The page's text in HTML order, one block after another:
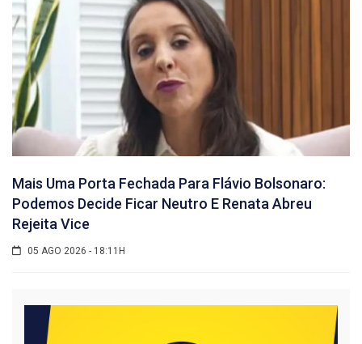
Mais Uma Porta Fechada Para Flávio Bolsonaro:
Podemos Decide Ficar Neutro E Renata Abreu
Rejeita Vice
05 AGO 2026 - 18:11H